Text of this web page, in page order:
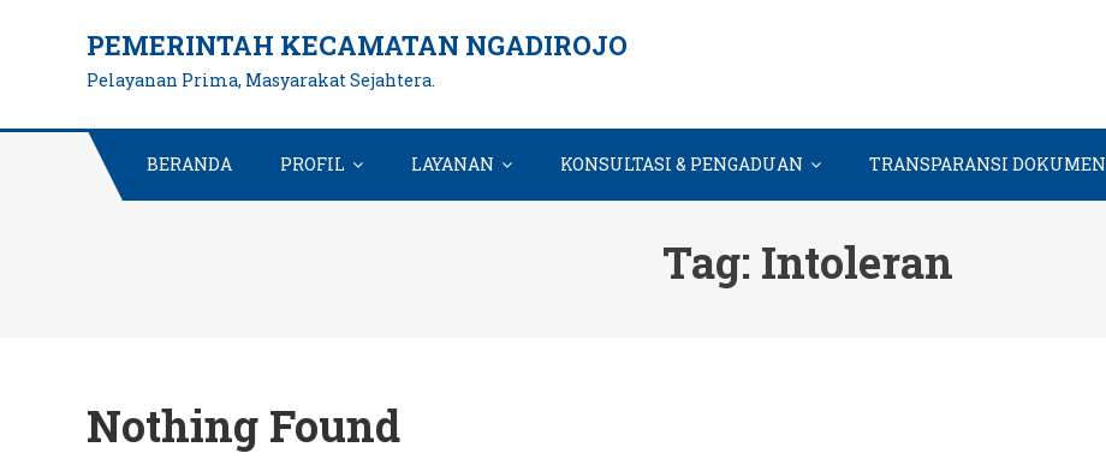
PEMERINTAH KECAMATAN NGADIROJO
Pelayanan Prima, Masyarakat Sejahtera.
BERANDA PROFIL LAYANAN KONSULTASI & PENGADUAN TRANSPARANSI DOKUMEN
Tag: Intoleran
Nothing Found